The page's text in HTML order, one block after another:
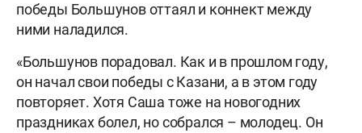
победы Большунов оттаял и коннект между
ними наладился.
«Большунов порадовал. Как и в прошлом году,
он начал свои победы с Казани, а в этом году
повторяет. Хотя Саша тоже на новогодних
праздниках болел, но собрался – молодец. Он